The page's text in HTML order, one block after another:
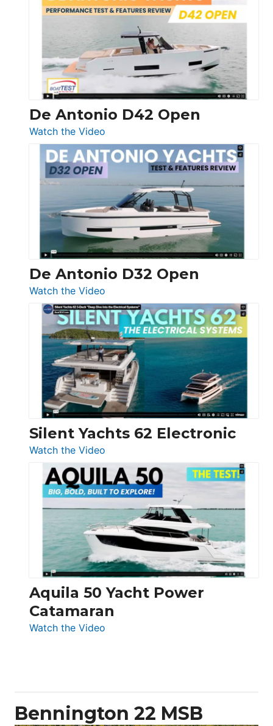
365
Conquest
De Antonio D42 Open
Watch the Video
De
Antonio
D42
Open
De Antonio D32 Open
Watch the Video
De
Antonio
D32
Open
Silent Yachts 62 Electronic
Watch the Video
Silent
Yachts
62
Electronic
Aquila 50 Yacht Power
Catamaran
Watch the Video
Catamaran
Bennington 22 MSB